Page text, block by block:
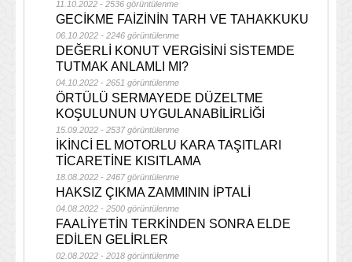
11.10.2022 - 2536 görüntülenme
GECİKME FAİZİNİN TARH VE TAHAKKUKU
06.10.2022 - 2246 görüntülenme
DEĞERLİ KONUT VERGİSİNİ SİSTEMDE
TUTMAK ANLAMLI MI?
04.10.2022 - 2651 görüntülenme
ÖRTÜLÜ SERMAYEDE DÜZELTME
KOŞULUNUN UYGULANABİLİRLİĞİ
15.09.2022 - 2537 görüntülenme
İKİNCİ EL MOTORLU KARA TAŞITLARI
TİCARETİNE KISITLAMA
18.08.2022 - 2467 görüntülenme
HAKSIZ ÇIKMA ZAMMININ İPTALİ
04.08.2022 - 2500 görüntülenme
FAALİYETİN TERKİNDEN SONRA ELDE
EDİLEN GELİRLER
02.08.2022 - 2018 görüntülenme